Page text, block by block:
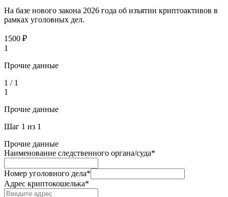
На базе нового закона 2026 года об изъятии криптоактивов в
рамках уголовных дел.
1500 ₽
1
Прочие данные
1 / 1
1
Прочие данные
Шаг 1 из 1
Прочие данные
Наименование следственного органа/суда*
Номер уголовного дела*
Адрес криптокошелька*